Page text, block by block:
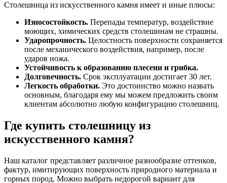
Столешница из искусственного камня имеет и иные плюсы:
Износостойкость. Перепады температур, воздействие
моющих, химических средств столешинам не страшны.
Ударопрочность. Целостность поверхности сохраняется
после механического воздействия, например, после
ударов ножа.
Устойчивость к образованию плесени и грибка.
Долговечность. Срок эксплуатации достигает 30 лет.
Легкость обработки. Это достоинство можно назвать
основным, благодаря ему мы можем предложить своим
клиентам абсолютно любую конфигурацию столешниц.
Где купить столешницу из
искусственного камня?
Наш каталог представляет различное разнообразие оттенков,
фактур, имитирующих поверхность природного материала и
горных пород. Можно выбрать недорогой вариант для